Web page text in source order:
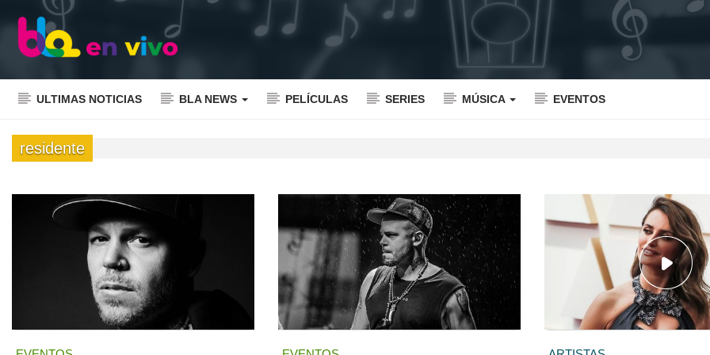
ULTIMAS NOTICIAS BLA NEWS PELÍCULAS SERIES MÚSICA EVENTOS
residente